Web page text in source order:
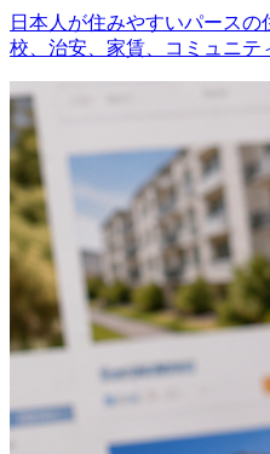
日本人が住みやすいパース
校、治安、家賃、コミュニテ